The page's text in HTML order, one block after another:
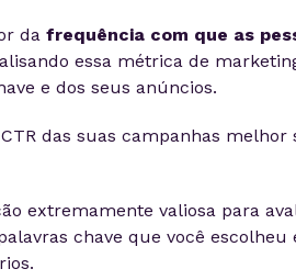
da frequência com que as
essa métrica de
e dos seus anúncios.
das suas campanhas
extremamente valiosa para
chave que você